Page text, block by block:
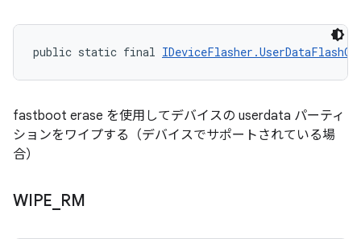
public static final
fastboot erase を使用してデバイスの userdata パーティ
ションをワイプする（デバイスでサポートされている場
合）
WIPE RM